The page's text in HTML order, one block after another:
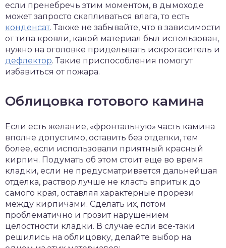
если пренебречь этим моментом, в дымоходе
может запросто скапливаться влага, то есть
конденсат. Также не забывайте, что в зависимости
от типа кровли, какой материал был использован,
нужно на оголовке приделывать искрогаситель и
дефлектор. Такие приспособления помогут
избавиться от пожара.
Облицовка готового камина
Если есть желание, «фронтальную» часть камина
вполне допустимо, оставить без отделки, тем
более, если использовали приятный красный
кирпич. Подумать об этом стоит еще во время
кладки, если не предусматривается дальнейшая
отделка, раствор лучше не класть впритык до
самого края, оставляя характерные прорези
между кирпичами. Сделать их, потом
проблематично и грозит нарушением
целостности кладки. В случае если все-таки
решились на облицовку, делайте выбор на